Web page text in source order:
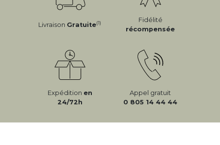
Livraison Gratuite(1)
Fidélité
récompensée
Expédition en
24/72h
Appel gratuit
0 805 14 44 44